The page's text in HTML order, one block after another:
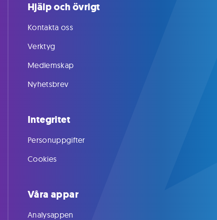
Hjälp och övrigt
Kontakta oss
Verktyg
Medlemskap
Nyhetsbrev
Integritet
Personuppgifter
Cookies
Våra appar
Analysappen